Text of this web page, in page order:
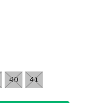
40 41